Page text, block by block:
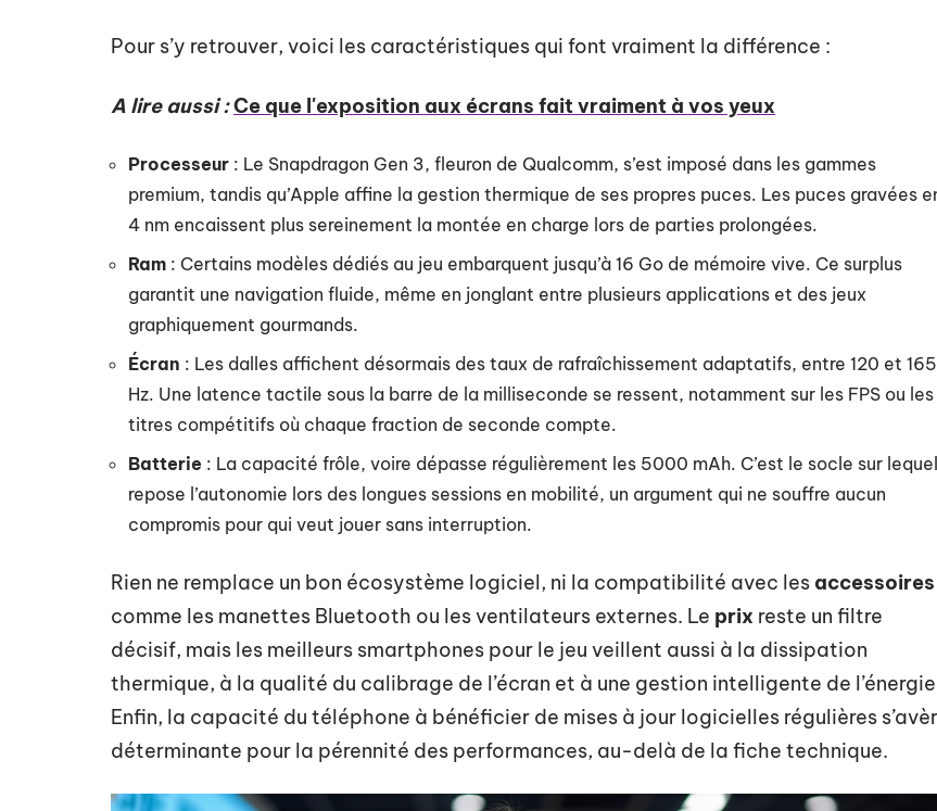
Pour s’y retrouver, voici les caractéristiques qui font vraiment la différence :
A lire aussi :Ce que l'exposition aux écrans fait vraiment à vos yeux
Processeur : Le Snapdragon Gen 3, fleuron de Qualcomm, s’est imposé dans les gammes
premium, tandis qu’Apple affine la gestion thermique de ses propres puces. Les puces gravées
4 nm encaissent plus sereinement la montée en charge lors de parties prolongées.
Ram : Certains modèles dédiés au jeu embarquent jusqu’à 16 Go de mémoire vive. Ce surplus
garantit une navigation fluide, même en jonglant entre plusieurs applications et des jeux
graphiquement gourmands.
Écran : Les dalles affichent désormais des taux de rafraîchissement adaptatifs, entre 120 et 165
Hz. Une latence tactile sous la barre de la milliseconde se ressent, notamment sur les FPS ou les
titres compétitifs où chaque fraction de seconde compte.
Batterie : La capacité frôle, voire dépasse régulièrement les 5000 mAh. C’est le socle sur lequel
repose l’autonomie lors des longues sessions en mobilité, un argument qui ne souffre aucun
compromis pour qui veut jouer sans interruption.
Rien ne remplace un bon écosystème logiciel, ni la compatibilité avec les accessoires
comme les manettes Bluetooth ou les ventilateurs externes. Le prix reste un filtre
décisif, mais les meilleurs smartphones pour le jeu veillent aussi à la dissipation
thermique, à la qualité du calibrage de l’écran et à une gestion intelligente de
Enfin, la capacité du téléphone à bénéficier de mises à jour logicielles régulières
déterminante pour la pérennité des performances, au-delà de la fiche technique.